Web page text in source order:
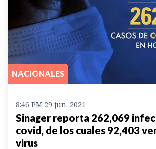
NACIONALES
8:46 PM 29 jun. 2021
Sinager reporta 262,069
covid, de los cuales 92,403
virus